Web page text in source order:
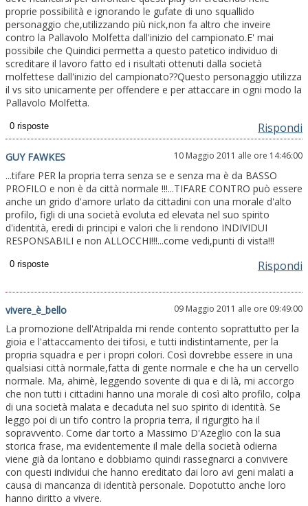
proprie possibilità e ignorando le gufate di uno squallido
personaggio che,utilizzando più nick,non fa altro che inveire
contro la Pallavolo Molfetta dall'inizio del campionato.E' mai
possibile che Quindici permetta a questo patetico individuo di
screditare il lavoro fatto ed i risultati ottenuti dalla società
molfettese dall'inizio del campionato??Questo personaggio utilizza
il vs sito unicamente per offendere e per attaccare in ogni modo la
Pallavolo Molfetta.
Rispondi
GUY FAWKES 10 Maggio 2011 alle ore 14:46:00
...tifare PER la propria terra senza se e senza ma è da BASSO
PROFILO e non è da città normale !!!...TIFARE CONTRO può essere
anche un grido d'amore urlato da cittadini con una morale d'alto
profilo, figli di una società evoluta ed elevata nel suo spirito
d'identità, eredi di principi e valori che li rendono INDIVIDUI
RESPONSABILI e non ALLOCCHI!!!...come vedi,punti di vista!!!
Rispondi
vivere_è_bello 09 Maggio 2011 alle ore 09:49:00
La promozione dell'Atripalda mi rende contento soprattutto per la
gioia e l'attaccamento dei tifosi, e tutti indistintamente, per la
propria squadra e per i propri colori. Così dovrebbe essere in una
qualsiasi città normale,fatta di gente normale e che ha un cervello
normale. Ma, ahimè, leggendo sovente di qua e di là, mi accorgo
che non tutti i cittadini hanno una morale di così alto profilo, colpa
di una società malata e decaduta nel suo spirito di identità. Se
leggo poi di un tifo contro la propria terra, il rigurgito ha il
sopravvento. Come dar torto a Massimo D'Azeglio con la sua
storica frase, ma evidentemente il male della società odierna
viene già da lontano e dobbiamo quindi rassegnarci a convivere
con questi individui che hanno ereditato dai loro avi geni malati a
causa di mancanza di identità personale. Dopotutto anche loro
hanno diritto a vivere.